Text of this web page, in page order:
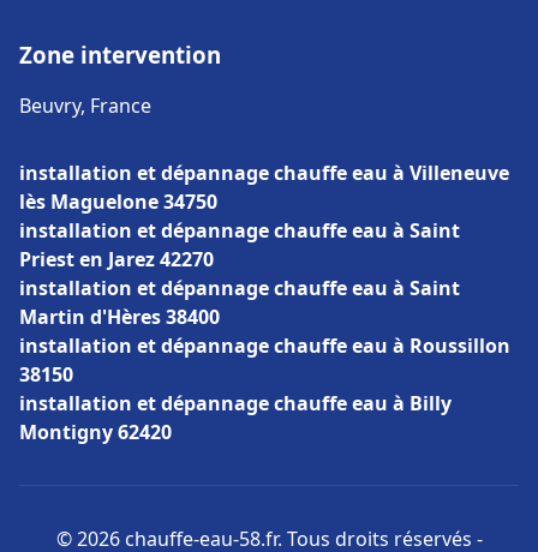
Zone intervention
Beuvry, France
installation et dépannage chauffe eau à Villeneuve
lès Maguelone 34750
installation et dépannage chauffe eau à Saint
Priest en Jarez 42270
installation et dépannage chauffe eau à Saint
Martin d'Hères 38400
installation et dépannage chauffe eau à Roussillon
38150
installation et dépannage chauffe eau à Billy
Montigny 62420
© 2026 chauffe-eau-58.fr. Tous droits réservés -